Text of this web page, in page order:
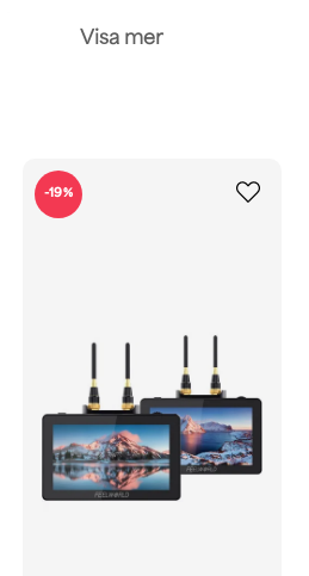
av bild och ljud av hög
Visa mer
-19%